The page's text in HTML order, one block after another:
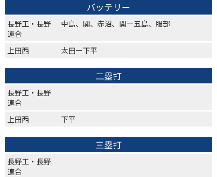
バッテリー
長野工・長野
連合
中島、関、赤沼、関ー五島、服部
上田西 太田ー下平
二塁打
長野工・長野
連合
上田西
下平
三塁打
長野工・長野
連合